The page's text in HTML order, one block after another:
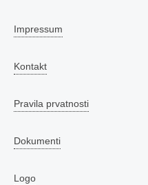
Impressum
Kontakt
Pravila prvatnosti
Dokumenti
Logo